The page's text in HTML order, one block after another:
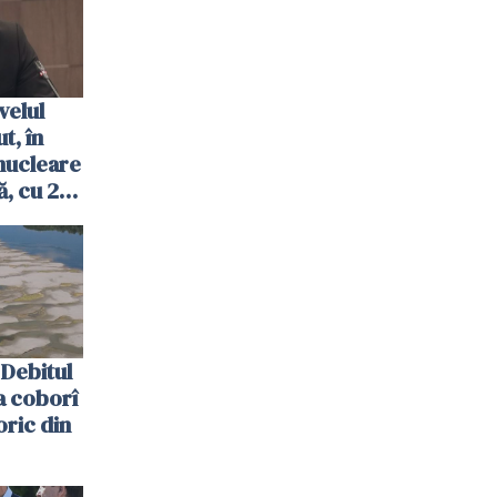
în
cu 2
coborî
din